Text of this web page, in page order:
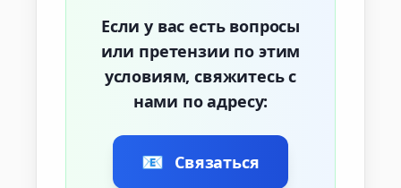
Если у вас есть вопросы
или претензии по этим
условиям, свяжитесь с
нами по адресу:
📧 Связаться